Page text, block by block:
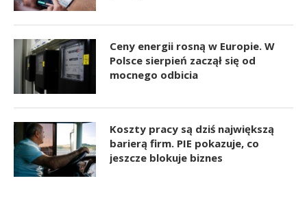
Ceny energii rosną w Europie. W
Polsce sierpień zaczął się od
mocnego odbicia
Koszty pracy są dziś największą
barierą firm. PIE pokazuje, co
jeszcze blokuje biznes